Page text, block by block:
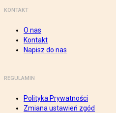
KONTAKT
O nas
Kontakt
Napisz do nas
REGULAMIN
Polityka Prywatności
Zmiana ustawień zgód